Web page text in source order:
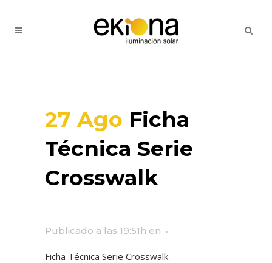
27 Ago Ficha
Técnica Serie
Crosswalk
Publicado a las 19:51h en
Ficha Técnica Serie Crosswalk